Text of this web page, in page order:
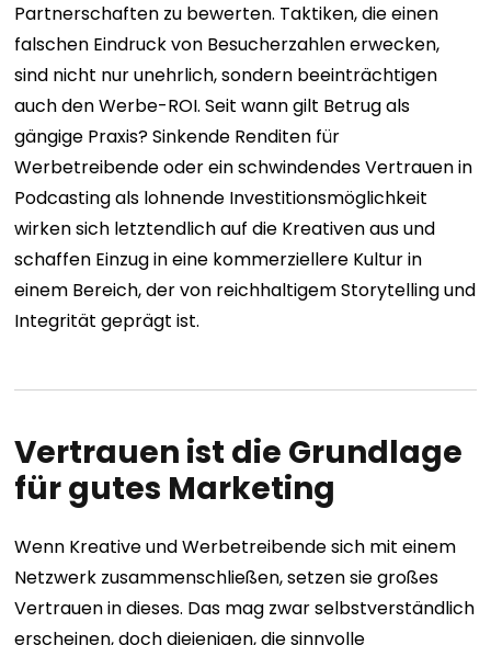
Partnerschaften zu bewerten. Taktiken, die einen
falschen Eindruck von Besucherzahlen erwecken,
sind nicht nur unehrlich, sondern beeinträchtigen
auch den Werbe-ROI. Seit wann gilt Betrug als
gängige Praxis?Sinkende Renditen für
Werbetreibende oder ein schwindendes Vertrauen in
Podcasting als lohnende Investitionsmöglichkeit
wirken sich letztendlich auf die Kreativen aus und
schaffen Einzug in eine kommerziellere Kultur in
einem Bereich, der von reichhaltigem Storytelling und
Integrität geprägt ist.
Vertrauen ist die Grundlage
für gutes Marketing
Wenn Kreative und Werbetreibende sich mit einem
Netzwerk zusammenschließen, setzen sie großes
Vertrauen in dieses. Das mag zwar selbstverständlich
erscheinen, doch diejenigen, die sinnvolle